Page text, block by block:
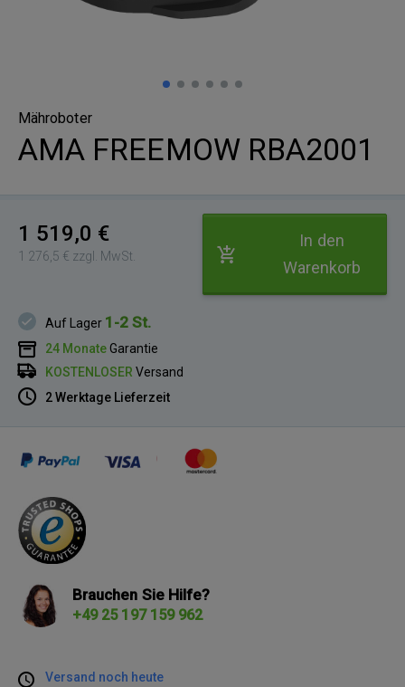
Mähroboter
AMA FREEMOW RBA2001
1 519,0 €
1 276,5 € zzgl. MwSt.
In den
Warenkorb
Auf Lager 1-2 St.
24 MonateGarantie
KOSTENLOSER Versand
2 Werktage Lieferzeit
Brauchen Sie Hilfe?
+49 25 197 159 962
Versand noch heute